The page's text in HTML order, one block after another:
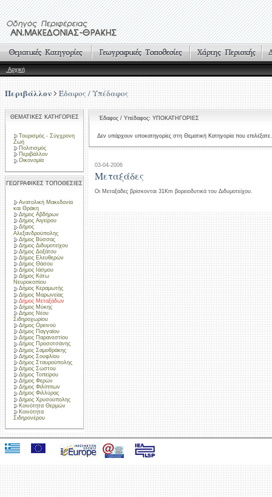
Αρχική
Περιβάλλον Έδαφος / Υπέδαφος
ΘΕΜΑΤΙΚΕΣ ΚΑΤΗΓΟΡΙΕΣ
Τουρισμός - Σύγχρονη
Ζωή
Πολιτισμός
Περιβάλλον
Οικονομία
ΓΕΩΓΡΑΦΙΚΕΣ ΤΟΠΟΘΕΣΙΕΣ
Ανατολική Μακεδονία
και Θράκη
Δήμος Αβδήρων
Δήμος Αιγείρου
Δήμος
Αλεξανδρούπολης
Δήμος Βύσσας
Δήμος Διδυμοτείχου
Δήμος Δοξάτου
Δήμος Ελευθερών
Δήμος Θάσου
Δήμος Ιάσμου
Δήμος Κάτω
Νευροκοπίου
Δήμος Κεραμωτής
Δήμος Μαρωνείας
Δήμος Μεταξάδων
Δήμος Μύκης
Δήμος Νέου
Σιδηροχωρίου
Δήμος Ορεινού
Δήμος Παγγαίου
Δήμος Παρανεστίου
Δήμος Προσοτσάνης
Δήμος Σαμοθράκης
Δήμος Σουφλίου
Δήμος Σταυρούπολης
Δήμος Σώστου
Δήμος Τοπείρου
Δήμος Φερών
Δήμος Φιλίππων
Δήμος Φιλλύρας
Δήμος Χρυσούπολης
Κοινότητα Θερμών
Κοινότητα
Σιδηρονέρου
Έδαφος / Υπέδαφος: ΥΠΟΚΑΤΗΓΟΡΙΕΣ
Δεν υπάρχουν υποκατηγορίες στη Θεματική Κατηγορία που επιλέξατε.
03-04-2006
Μεταξάδες
Οι Μεταξάδες βρίσκονται 31Km βορειοδυτικά του Διδυμοτείχου.